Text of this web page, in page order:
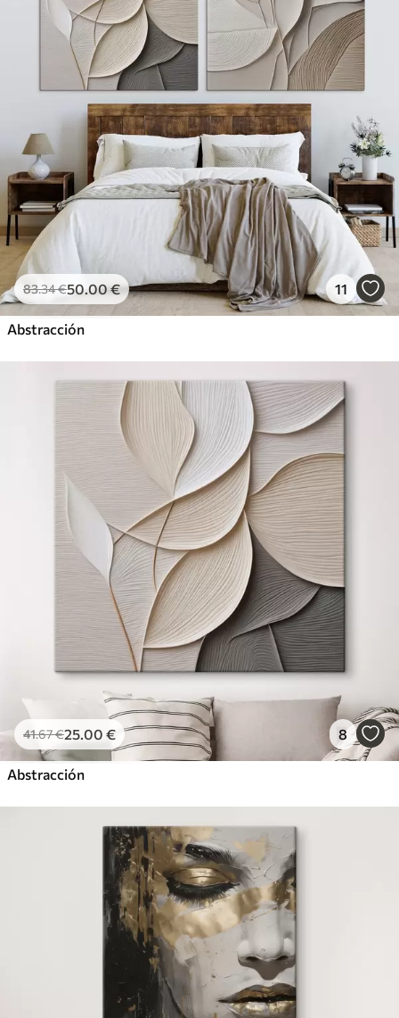
83.34€50.00€ 11
Abstracción
41.67€25.00 € 8
Abstracción